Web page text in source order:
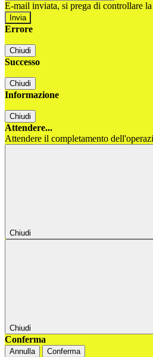
E-mail inviata, si prega di controllare
Errore
Chiudi
Successo
Chiudi
Informazione
Chiudi
Attendere...
Attendere il completamento
Chiudi
Chiudi
Conferma
Annulla Conferma